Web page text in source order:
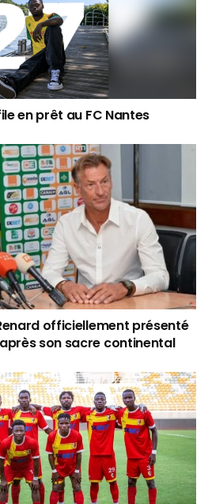
en prêt au FC Nantes
officiellement présenté
son sacre continental